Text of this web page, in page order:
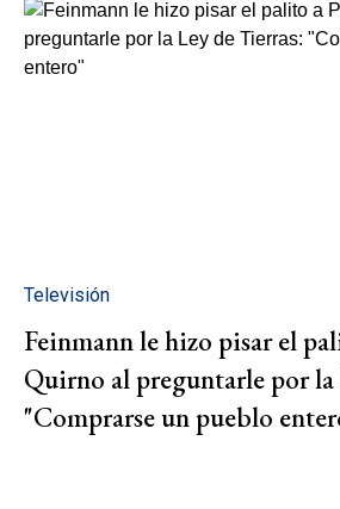
Televisión
Feinmann le hizo pisar el
Quirno al preguntarle por
"Comprarse un pueblo